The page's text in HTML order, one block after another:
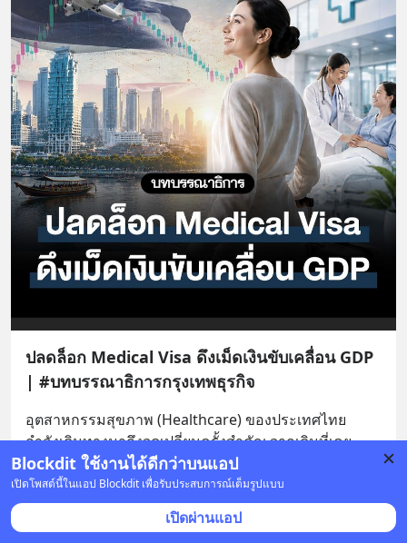
Blockdit ใช้งานได้ดีกว่าบนแอป
เปิดโพสต์นี้ในแอป Blockdit เพื่อรับประสบการณ์เต็มรูปแบบ
เปิดผ่านแอป
ปลดล็อก Medical Visa ดึงเม็ดเงินขับเคลื่อน GDP
| #บทบรรณาธิการกรุงเทพธุรกิจ
อุตสาหกรรมสุขภาพ (Healthcare) ของประเทศไทย
กำลังเดินทางมาถึงจุดเปลี่ยนครั้งสำคัญ จากเดิมที่เคย
พึ่งพารายได้และเติบโตจากภาพลักษณ์การท่องเที่ยวเชิง
การแพท... ดูเพิ่มเติม